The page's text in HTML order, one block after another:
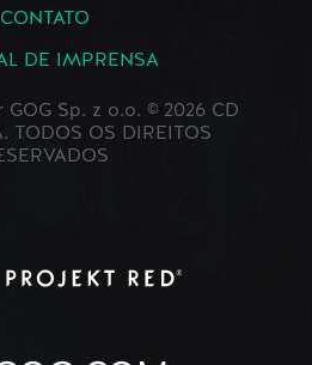
CONTATO
DE IMPRENSA
Sp. z o.o. © 2026 CD
TODOS OS DIREITOS